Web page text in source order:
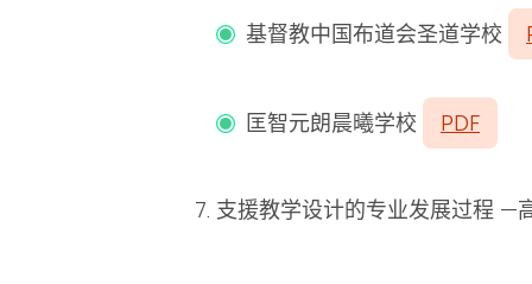
基督教中国布道会圣道学校
匡智元朗晨曦学校 PDF
支援教学设计的专业发展过程 —